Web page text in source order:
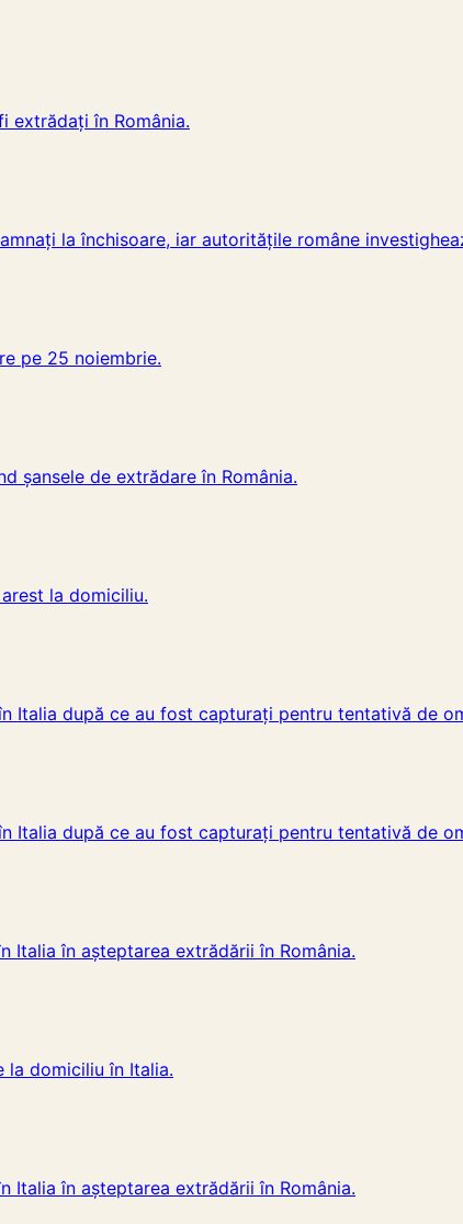
extrădați în România.
la închisoare, iar autoritățile române
pe 25 noiembrie.
șansele de extrădare în România.
la domiciliu.
Italia după ce au fost capturați pentru tentativă de
Italia după ce au fost capturați pentru tentativă de
Italia în așteptarea extrădării în România.
la domiciliu în Italia.
Italia în așteptarea extrădării în România.